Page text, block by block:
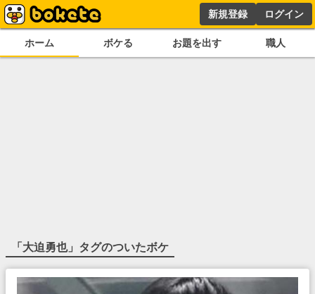
新規登録 ログイン
ホーム ボケる お題を出す 職人
「大迫勇也」タグのついたボケ